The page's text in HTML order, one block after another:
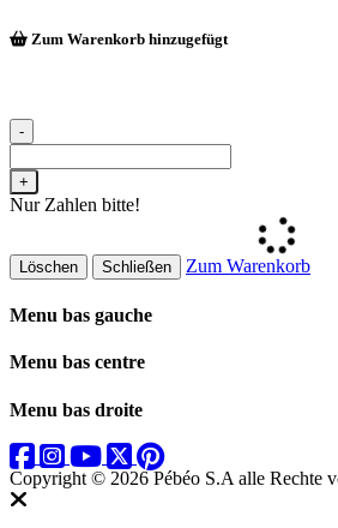
Zum Warenkorb hinzugefügt
-
+
Nur Zahlen bitte!
Löschen Schließen Zum Warenkorb
Menu bas gauche
Menu bas centre
Menu bas droite
Copyright © 2026 Pébéo S.A alle Rechte